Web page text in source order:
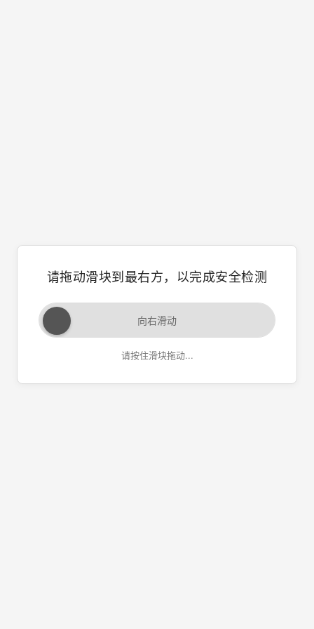
请拖动滑块到最右方，以完成安全检测
向右滑动
请按住滑块拖动...